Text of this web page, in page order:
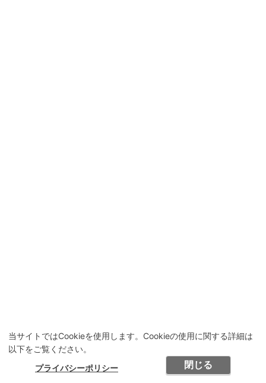
当サイトではCookieを使用します。Cookieの使用に関する詳細は
以下をご覧ください。
プライバシーポリシー
閉じる